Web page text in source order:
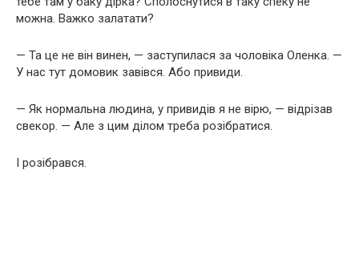
можна. Важко залатати?
— Та це не він винен, — заступилася за чоловіка Оленка. —
У нас тут домовик завівся. Або привиди.
— Як нормальна людина, у привидів я не вірю, — відрізав
свекор. — Але з цим ділом треба розібратися.
І розібрався.